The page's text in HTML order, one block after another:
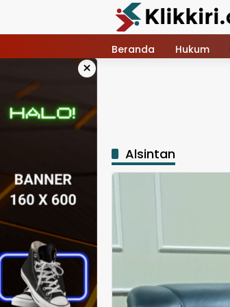
konten
Beranda Hukum
×
Alsintan